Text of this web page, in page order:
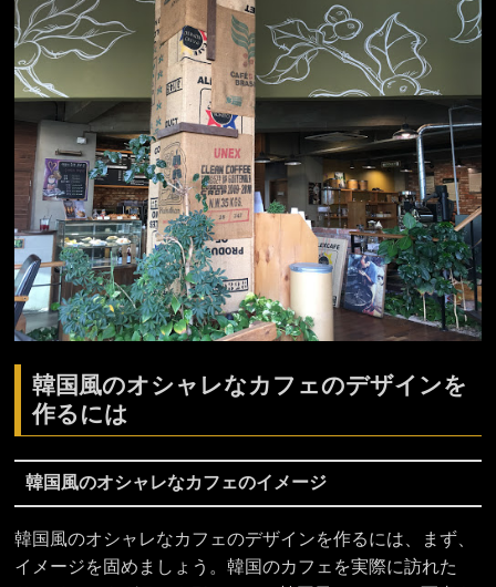
韓国風のオシャレなカフェのデザインを
作るには
韓国風のオシャレなカフェのイメージ
韓国風のオシャレなカフェのデザインを作るには、まず、
イメージを固めましょう。韓国のカフェを実際に訪れた